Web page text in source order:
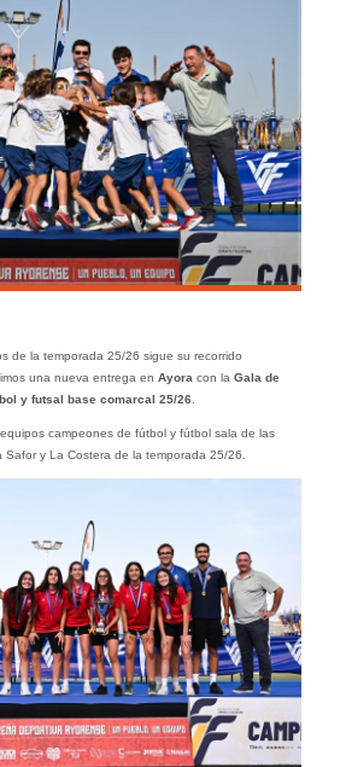
de la temporada 25/26 sigue su recorrido
una nueva entrega en Ayora con la Gala de
y futsal base comarcal 25/26
campeones de fútbol y fútbol sala de las
y La Costera de la temporada 25/26.